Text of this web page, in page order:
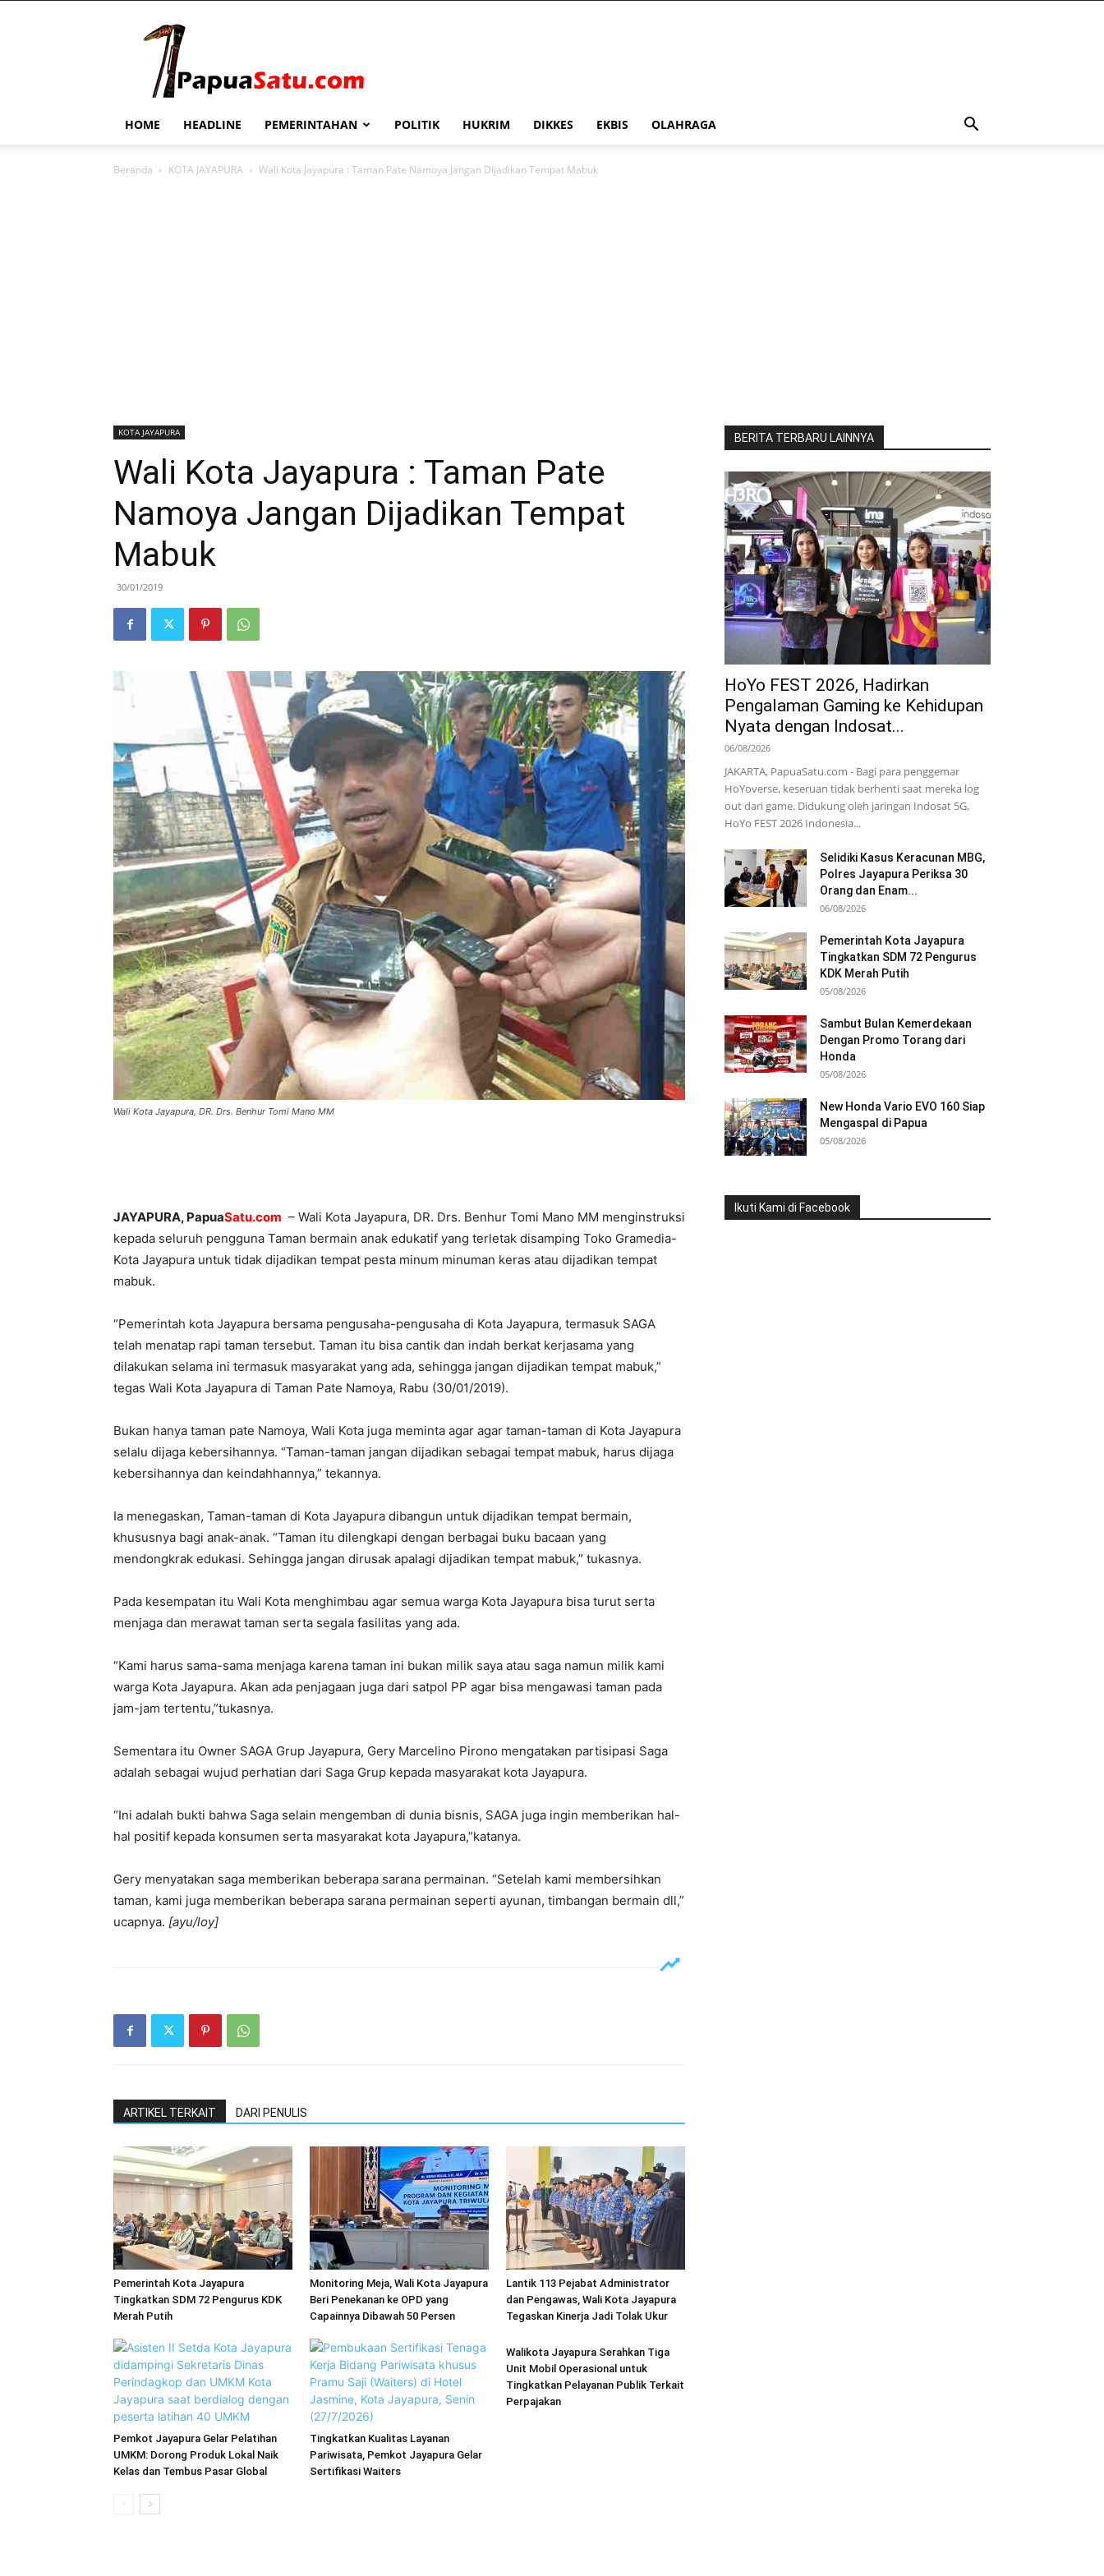
HOME HEADLINE PEMERINTAHAN POLITIK HUKRIM DIKKES EKBIS OLAHRAGA
Beranda KOTA JAYAPURA Wali Kota Jayapura : Taman Pate Namoya Jangan Dijadikan Tempat Mabuk
KOTA JAYAPURA
Wali Kota Jayapura : Taman Pate
Namoya Jangan Dijadikan Tempat
Mabuk
30/01/2019
Wali Kota Jayapura, DR. Drs. Benhur Tomi Mano MM
JAYAPURA, PapuaSatu.com – Wali Kota Jayapura, DR. Drs. Benhur Tomi Mano MM menginstruksi
kepada seluruh pengguna Taman bermain anak edukatif yang terletak disamping Toko Gramedia-
Kota Jayapura untuk tidak dijadikan tempat pesta minum minuman keras atau dijadikan tempat
mabuk.
“Pemerintah kota Jayapura bersama pengusaha-pengusaha di Kota Jayapura, termasuk SAGA
telah menatap rapi taman tersebut. Taman itu bisa cantik dan indah berkat kerjasama yang
dilakukan selama ini termasuk masyarakat yang ada, sehingga jangan dijadikan tempat mabuk,”
tegas Wali Kota Jayapura di Taman Pate Namoya, Rabu (30/01/2019).
Bukan hanya taman pate Namoya, Wali Kota juga meminta agar agar taman-taman di Kota Jayapura
selalu dijaga kebersihannya. “Taman-taman jangan dijadikan sebagai tempat mabuk, harus dijaga
kebersihannya dan keindahhannya,” tekannya.
Ia menegaskan, Taman-taman di Kota Jayapura dibangun untuk dijadikan tempat bermain,
khususnya bagi anak-anak. “Taman itu dilengkapi dengan berbagai buku bacaan yang
mendongkrak edukasi. Sehingga jangan dirusak apalagi dijadikan tempat mabuk,” tukasnya.
Pada kesempatan itu Wali Kota menghimbau agar semua warga Kota Jayapura bisa turut serta
menjaga dan merawat taman serta segala fasilitas yang ada.
“Kami harus sama-sama menjaga karena taman ini bukan milik saya atau saga namun milik kami
warga Kota Jayapura. Akan ada penjagaan juga dari satpol PP agar bisa mengawasi taman pada
jam-jam tertentu,”tukasnya.
Sementara itu Owner SAGA Grup Jayapura, Gery Marcelino Pirono mengatakan partisipasi Saga
adalah sebagai wujud perhatian dari Saga Grup kepada masyarakat kota Jayapura.
“Ini adalah bukti bahwa Saga selain mengemban di dunia bisnis, SAGA juga ingin memberikan hal-
hal positif kepada konsumen serta masyarakat kota Jayapura,”katanya.
Gery menyatakan saga memberikan beberapa sarana permainan. “Setelah kami membersihkan
taman, kami juga memberikan beberapa sarana permainan seperti ayunan, timbangan bermain dll,”
ucapnya. [ayu/loy]
ARTIKEL TERKAIT DARI PENULIS
Pemerintah Kota Jayapura
Tingkatkan SDM 72 Pengurus KDK
Merah Putih
Monitoring Meja, Wali Kota Jayapura
Beri Penekanan ke OPD yang
Capainnya Dibawah 50 Persen
Lantik 113 Pejabat Administrator
dan Pengawas, Wali Kota Jayapura
Tegaskan Kinerja Jadi Tolak Ukur
Pemkot Jayapura Gelar Pelatihan
UMKM: Dorong Produk Lokal Naik
Kelas dan Tembus Pasar Global
Tingkatkan Kualitas Layanan
Pariwisata, Pemkot Jayapura Gelar
Sertifikasi Waiters
Walikota Jayapura Serahkan Tiga
Unit Mobil Operasional untuk
Tingkatkan Pelayanan Publik Terkait
Perpajakan
BERITA TERBARU LAINNYA
HoYo FEST 2026, Hadirkan
Pengalaman Gaming ke Kehidupan
Nyata dengan Indosat...
06/08/2026
JAKARTA, PapuaSatu.com - Bagi para penggemar
HoYoverse, keseruan tidak berhenti saat mereka log
out dari game. Didukung oleh jaringan Indosat 5G,
HoYo FEST 2026 Indonesia...
Selidiki Kasus Keracunan MBG,
Polres Jayapura Periksa 30
Orang dan Enam...
06/08/2026
Pemerintah Kota Jayapura
Tingkatkan SDM 72 Pengurus
KDK Merah Putih
05/08/2026
Sambut Bulan Kemerdekaan
Dengan Promo Torang dari
Honda
05/08/2026
New Honda Vario EVO 160 Siap
Mengaspal di Papua
05/08/2026
Ikuti Kami di Facebook